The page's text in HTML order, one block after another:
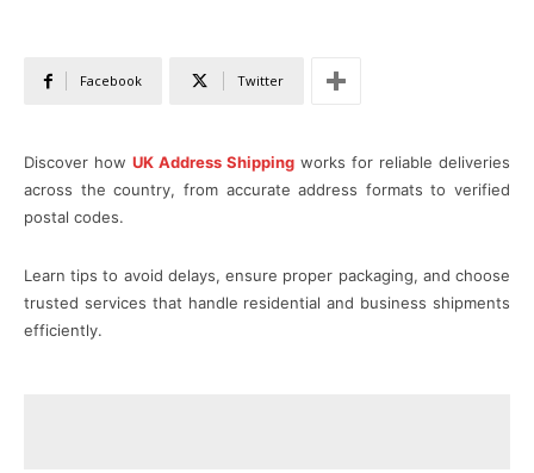
Facebook Twitter
Discover how UK Address Shipping works for reliable deliveries
across the country, from accurate address formats to verified
postal codes.
Learn tips to avoid delays, ensure proper packaging, and choose
trusted services that handle residential and business shipments
efficiently.